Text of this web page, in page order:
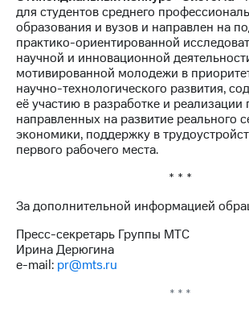
о
погашении
именных
облигаций
Другое
Регистратор
Реквизиты
Контакты
развитие
для студентов среднего
образования и вузов и направлен на
практико-ориентированной
научной и инновационной
мотивированной молодежи в
научно-технологического развития,
её участию в разработке и реализации
направленных на развитие реального
экономики, поддержку в
первого рабочего места.
* * *
За дополнительной информацией
Пресс-секретарь Группы МТС
Ирина Дерюгина
e-mail: pr@mts.ru
* * *